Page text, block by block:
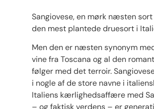
Sangiovese, en mørk næsten sort
den mest plantede druesort i
Men den er næsten synonym
vine fra Toscana og al den
følger med det terroir.
i nogle af de store navne i
Italiens kærlighedsaffære med
– og faktisk verdens – er